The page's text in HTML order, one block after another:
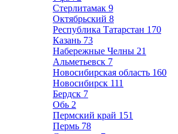
Стерлитамак 9
Октябрьский 8
Республика Татарстан 170
Казань 73
Набережные Челны 21
Альметьевск 7
Новосибирская область 160
Новосибирск 111
Бердск 7
Обь 2
Пермский край 151
Пермь 78